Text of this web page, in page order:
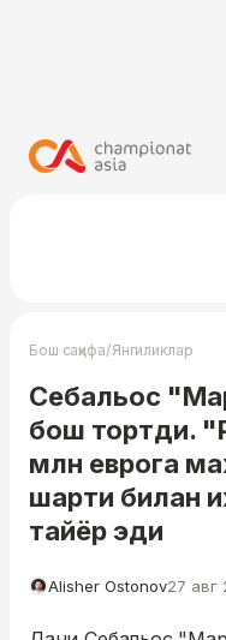
Бош саҳифа/Янгиликлар
Себальос
бош тортди.
млн еврога
шарти билан
тайёр эди
Alisher Ostonov27 авг